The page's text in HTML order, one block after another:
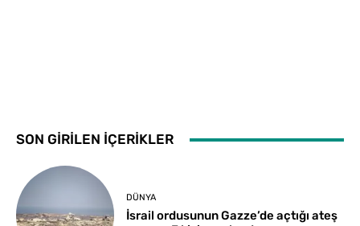
SON GİRİLEN İÇERİKLER
DÜNYA
İsrail ordusunun Gazze’de açtığı ateş